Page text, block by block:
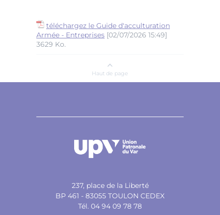
téléchargez le Guide d'acculturation
Armée - Entreprises [02/07/2026 15:49]
3629 Ko.
Haut de page
237, place de la Liberté
BP 461 - 83055 TOULON CEDEX
Tél. 04 94 09 78 78